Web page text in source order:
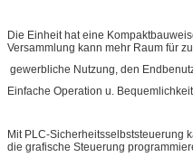
Die Einheit hat eine
Versammlung kann mehr Raum für
gewerbliche Nutzung, den
Einfache Operation u. Bequemlichkeit
Mit PLC-Sicherheitsselbststeuerung
die grafische Steuerung